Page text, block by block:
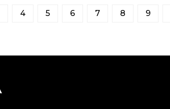
4 5 6 7 8 9